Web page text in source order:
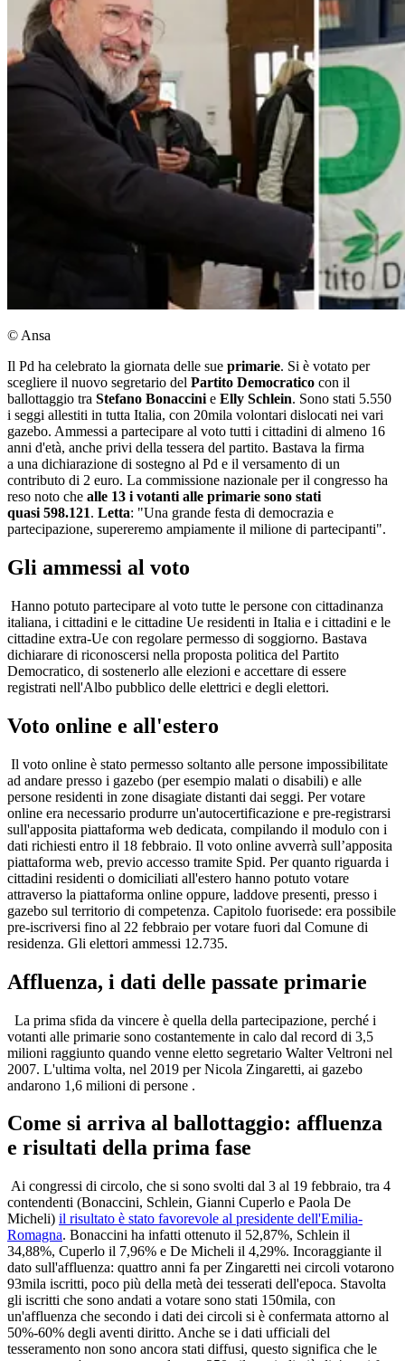
© Ansa
Il Pd ha celebrato la giornata delle sue primarie. Si è votato per
scegliere il nuovo segretario del Partito Democratico con il
ballottaggio tra Stefano Bonaccini e Elly Schlein. Sono stati 5.550
i seggi allestiti in tutta Italia, con 20mila volontari dislocati nei vari
gazebo. Ammessi a partecipare al voto tutti i cittadini di almeno 16
anni d'età, anche privi della tessera del partito. Bastava la firma
a una dichiarazione di sostegno al Pd e il versamento di un
contributo di 2 euro. La commissione nazionale per il congresso ha
reso noto che alle 13 i votanti alle primarie sono stati
quasi 598.121. Letta: "Una grande festa di democrazia e
partecipazione, supereremo ampiamente il milione di partecipanti".
Gli ammessi al voto
Hanno potuto partecipare al voto tutte le persone con cittadinanza
italiana, i cittadini e le cittadine Ue residenti in Italia e i cittadini e le
cittadine extra-Ue con regolare permesso di soggiorno. Bastava
dichiarare di riconoscersi nella proposta politica del Partito
Democratico, di sostenerlo alle elezioni e accettare di essere
registrati nell'Albo pubblico delle elettrici e degli elettori.
Voto online e all'estero
Il voto online è stato permesso soltanto alle persone impossibilitate
ad andare presso i gazebo (per esempio malati o disabili) e alle
persone residenti in zone disagiate distanti dai seggi. Per votare
online era necessario produrre un'autocertificazione e pre-registrarsi
sull'apposita piattaforma web dedicata, compilando il modulo con i
dati richiesti entro il 18 febbraio. Il voto online avverrà sull’apposita
piattaforma web, previo accesso tramite Spid. Per quanto riguarda i
cittadini residenti o domiciliati all'estero hanno potuto votare
attraverso la piattaforma online oppure, laddove presenti, presso i
gazebo sul territorio di competenza. Capitolo fuorisede: era possibile
pre-iscriversi fino al 22 febbraio per votare fuori dal Comune di
residenza. Gli elettori ammessi 12.735.
Affluenza, i dati delle passate primarie
La prima sfida da vincere è quella della partecipazione, perché i
votanti alle primarie sono costantemente in calo dal record di 3,5
milioni raggiunto quando venne eletto segretario Walter Veltroni nel
2007. L'ultima volta, nel 2019 per Nicola Zingaretti, ai gazebo
andarono 1,6 milioni di persone .
Come si arriva al ballottaggio: affluenza
e risultati della prima fase
Ai congressi di circolo, che si sono svolti dal 3 al 19 febbraio, tra 4
contendenti (Bonaccini, Schlein, Gianni Cuperlo e Paola De
Micheli) il risultato è stato favorevole al presidente dell'Emilia-
Romagna. Bonaccini ha infatti ottenuto il 52,87%, Schlein il
34,88%, Cuperlo il 7,96% e De Micheli il 4,29%. Incoraggiante il
dato sull'affluenza: quattro anni fa per Zingaretti nei circoli votarono
93mila iscritti, poco più della metà dei tesserati dell'epoca. Stavolta
gli iscritti che sono andati a votare sono stati 150mila, con
un'affluenza che secondo i dati dei circoli si è confermata attorno al
50%-60% degli aventi diritto. Anche se i dati ufficiali del
tesseramento non sono ancora stati diffusi, questo significa che le